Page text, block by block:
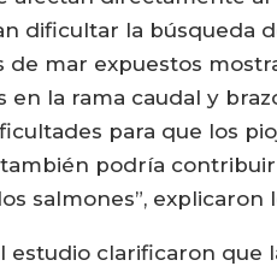
dificultar la búsqueda
de mar expuestos
la rama caudal y
para que los
podría
salmones”, explicaron
clarificaron que